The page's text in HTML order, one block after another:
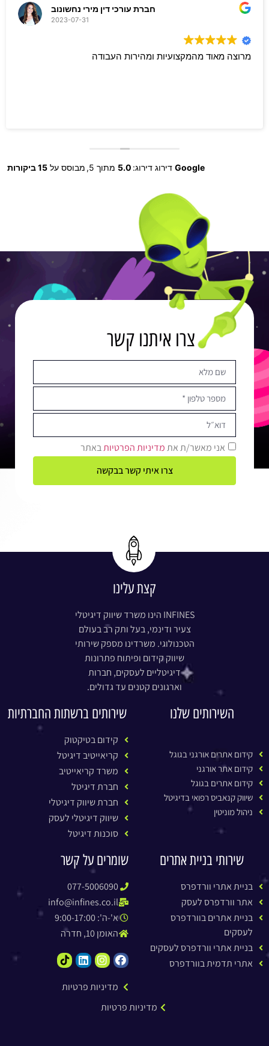
חברת עורכי דין מירי נחשונוב
2023-07-31
מרוצה מאוד מהמקצועיות ומהירות העבודה
Google דירוג דירוג: 5.0 מתוך 5, מבוסס על 15 ביקורות
צרו איתנו קשר
אני מאשר/ת את מדיניות הפרטיות באתר
צרו איתי קשר בבקשה
קצת עלינו
INFINES הינו משרד שיווק דיגיטלי
צעיר ודינמי, בעל ותק רב בעולם
הטכנולוגי. משרדינו מספק שירותי
שיווק קידום ופיתוח פתרונות
דיגיטליים לעסקים, חברות
וארגונים קטנים עד גדולים.
השירותים שלנו
קידום אתרים אורגני בגוגל
קידום אתר אורגני
קידום אתרים בגוגל
שיווק קנאביס רפואי בדיגיטל
ניהול מוניטין
שירותים ברשתות החברתיות
קידום בטיקטוק
קריאייטיב דיגיטל
משרד קריאייטיב
חברת דיגיטל
חברת שיווק דיגיטלי
שיווק דיגיטלי לעסק
סוכנות דיגיטל
שירותי בניית אתרים
בניית אתרי וורדפרס
אתר וורדפרס לעסק
בניית אתרים בוורדפרס
לעסקים
בניית אתרי וורדפרס לעסקים
אתרי תדמית בוורדפרס
שומרים על קשר
077-5006090
info@infines.co.il
א'-ה': 9:00-17:00
האומן 10, חדרה
מדיניות פרטיות
מדיניות פרטיות